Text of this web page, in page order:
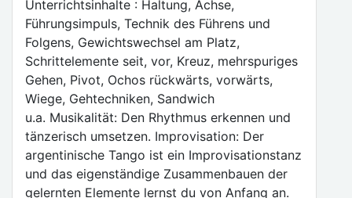
Unterrichtsinhalte : Haltung, Achse,
Führungsimpuls, Technik des Führens und
Folgens, Gewichtswechsel am Platz,
Schrittelemente seit, vor, Kreuz, mehrspuriges
Gehen, Pivot, Ochos rückwärts, vorwärts,
Wiege, Gehtechniken, Sandwich
u.a. Musikalität: Den Rhythmus erkennen und
tänzerisch umsetzen. Improvisation: Der
argentinische Tango ist ein Improvisationstanz
und das eigenständige Zusammenbauen der
gelernten Elemente lernst du von Anfang an.